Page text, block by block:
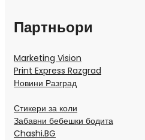
Партньори
Marketing Vision
Print Express Razgrad
Новини Разград
Стикери за коли
Забавни бебешки бодита
Chashi.BG